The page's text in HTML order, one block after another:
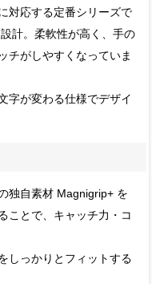
対応する定番シリーズで
計。柔軟性が高く、手の
チがしやすくなっていま
字が変わる仕様でデザイ
独自素材 Magnigrip+ を
ことで、キャッチ力・コ
しっかりとフィットする